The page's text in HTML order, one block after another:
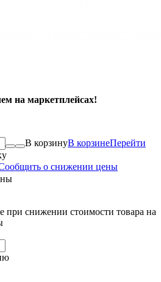
на маркетплейсах!
В корзинуВ корзинеПерейти
о снижении цены
при снижении стоимости товара на